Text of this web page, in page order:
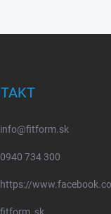
info@fitform.sk
0940 734 300
https://